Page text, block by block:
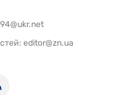
editor@zn.ua